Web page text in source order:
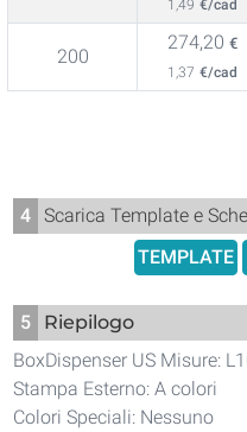
1,49 €/cad
200
274,20 €
1,37 €/cad
4 Scarica Template e
TEMPLATE
5
Riepilogo
BoxDispenser US Misure:
Stampa Esterno: A colori
Colori Speciali: Nessuno